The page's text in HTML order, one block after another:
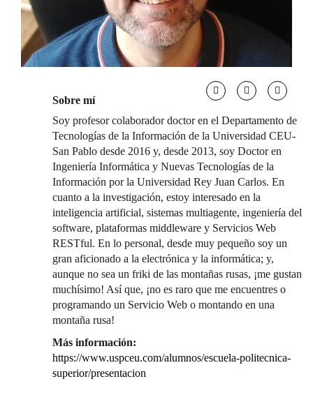
Sobre mí
Soy profesor colaborador doctor en el Departamento de
Tecnologías de la Información de la Universidad CEU-
San Pablo desde 2016 y, desde 2013, soy Doctor en
Ingeniería Informática y Nuevas Tecnologías de la
Información por la Universidad Rey Juan Carlos. En
cuanto a la investigación, estoy interesado en la
inteligencia artificial, sistemas multiagente, ingeniería del
software, plataformas middleware y Servicios Web
RESTful. En lo personal, desde muy pequeño soy un
gran aficionado a la electrónica y la informática; y,
aunque no sea un friki de las montañas rusas, ¡me gustan
muchísimo! Así que, ¡no es raro que me encuentres o
programando un Servicio Web o montando en una
montaña rusa!
Más información:
https://www.uspceu.com/alumnos/escuela-politecnica-
superior/presentacion